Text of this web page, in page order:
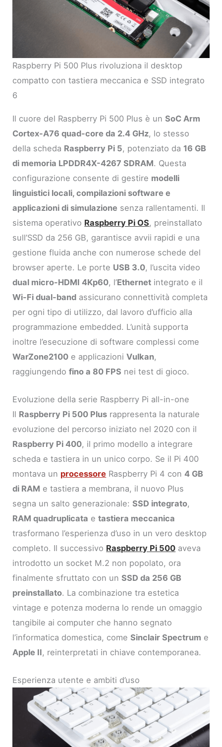
Raspberry Pi 500 Plus rivoluziona il desktop
compatto con tastiera meccanica e SSD integrato
6
Il cuore del Raspberry Pi 500 Plus è unSoC Arm
Cortex-A76 quad-core da 2.4 GHz, lo stesso
della scheda Raspberry Pi 5, potenziato da 16 GB
di memoria LPDDR4X-4267 SDRAM. Questa
configurazione consente di gestire modelli
linguistici locali, compilazioni software e
applicazioni di simulazione senza rallentamenti. Il
sistema operativo Raspberry Pi OS, preinstallato
sull’SSD da 256 GB, garantisce avvii rapidi e una
gestione fluida anche con numerose schede del
browser aperte. Le porte USB 3.0, l’uscita video
dual micro-HDMI 4Kp60, l’Ethernet integrato e il
Wi-Fi dual-band assicurano connettività completa
per ogni tipo di utilizzo, dal lavoro d’ufficio alla
programmazione embedded. L’unità supporta
inoltre l’esecuzione di software complessi come
WarZone2100 e applicazioniVulkan,
raggiungendofino a 80 FPS nei test di gioco.
Evoluzione della serie Raspberry Pi all-in-one
Il Raspberry Pi 500 Plus rappresenta la naturale
evoluzione del percorso iniziato nel 2020 con il
Raspberry Pi 400, il primo modello a integrare
scheda e tastiera in un unico corpo. Se il Pi 400
montava un processore Raspberry Pi 4 con4 GB
di RAM e tastiera a membrana, il nuovo Plus
segna un salto generazionale:SSD integrato,
RAM quadruplicata etastiera meccanica
trasformano l’esperienza d’uso in un vero desktop
completo. Il successivo Raspberry Pi 500 aveva
introdotto un socket M.2 non popolato, ora
finalmente sfruttato con unSSD da 256 GB
preinstallato. La combinazione tra estetica
vintage e potenza moderna lo rende un omaggio
tangibile ai computer che hanno segnato
l’informatica domestica, comeSinclair Spectrum e
Apple II, reinterpretati in chiave contemporanea.
Esperienza utente e ambiti d’uso